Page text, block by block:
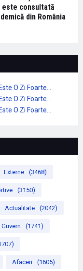
este consultată
din România
O Zi Foarte...
O Zi Foarte...
O Zi Foarte...
Externe (3468)
(3150)
Actualitate (2042)
Guvern (1741)
Afaceri (1605)